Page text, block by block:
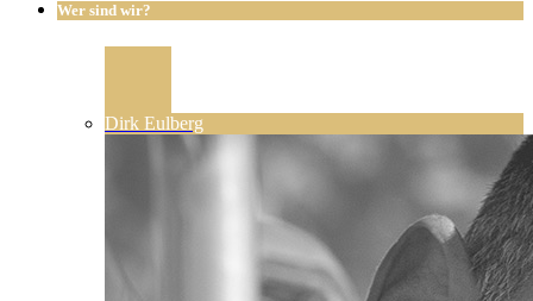
Wer sind wir?
Dirk Eulberg